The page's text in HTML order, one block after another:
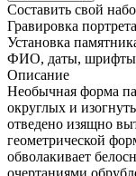
Составить свой
Гравировка портрета
Установка
ФИО, даты, шрифты
Описание
Необычная форма
округлых и
отведено изящно
геометрической
обволакивает
очертаниями